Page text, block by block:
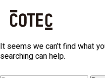
SkipNothing Found
It seems we can’t find what
searching can help.